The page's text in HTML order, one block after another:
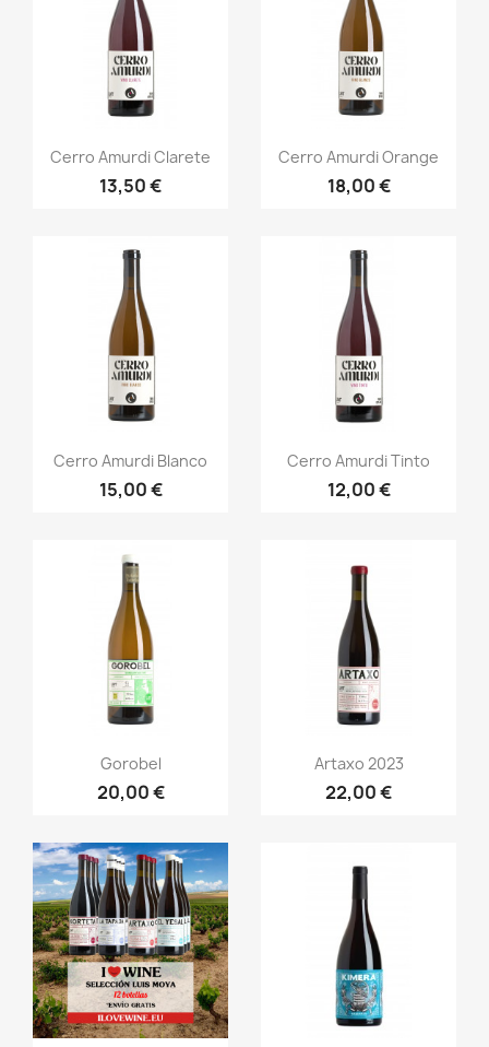
 Anteprima
Cerro Amurdi Clarete
13,50 €
 Anteprima
Cerro Amurdi Orange
18,00 €
 Anteprima
Cerro Amurdi Blanco
15,00 €
Anteprima
Cerro Amurdi Tinto
12,00 €
Anteprima
Gorobel
20,00 €
Anteprima
Artaxo 2023
22,00 €